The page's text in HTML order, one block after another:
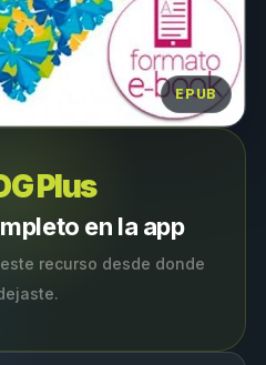
EPUB
Plus
en la app
recurso desde donde